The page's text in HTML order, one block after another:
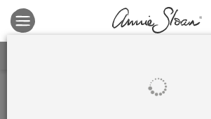
Es gelten die allgemeinen
hierfür weitere Informationen.